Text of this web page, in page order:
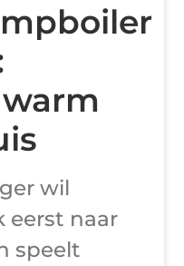
wil
eerst naar
speelt